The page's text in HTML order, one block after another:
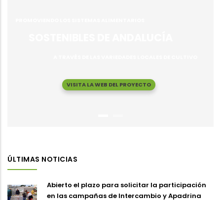
VISITA LA WEB DEL PROYECTO
ÚLTIMAS NOTICIAS
Abierto el plazo para solicitar la participación
en las campañas de Intercambio y Apadrina